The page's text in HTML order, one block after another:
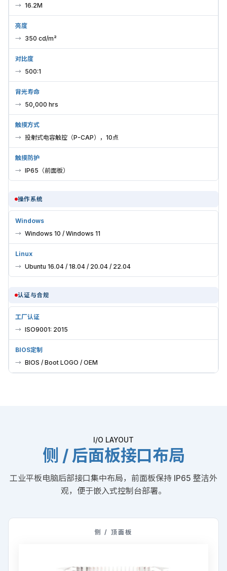
16.2M
亮度
350 cd/m²
对比度
500:1
背光寿命
50,000 hrs
触摸方式
投射式电容触控（P-CAP），10点
触摸防护
IP65（前面板）
操作系统
Windows
Windows 10 / Windows 11
Linux
Ubuntu 16.04 / 18.04 / 20.04 / 22.04
认证与合规
工厂认证
ISO9001: 2015
BIOS定制
BIOS / Boot LOGO / OEM
I/O LAYOUT
侧 / 后面板接口布局
工业平板电脑后部接口集中布局，前面板保持 IP65 整洁外
观，便于嵌入式控制台部署。
侧 / 顶面板